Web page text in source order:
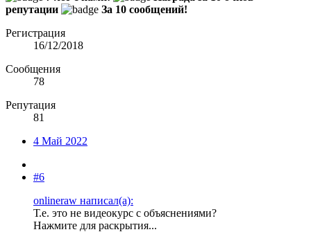
репутации
За 10 сообщений!
Регистрация
16/12/2018
Сообщения
78
Репутация
81
4 Май 2022
#6
onlineraw написал(а):
Т.е. это не видеокурс с объяснениями?
Нажмите для раскрытия...